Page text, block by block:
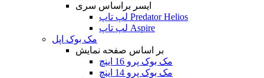
ایسر براساس سری
لپ تاپ Predator Helios
لپ تاپ Aspire
مک بوک اپل
بر اساس صفحه نمایش
مک بوک پرو 16 اینچ
مک بوک پرو 14 اینچ